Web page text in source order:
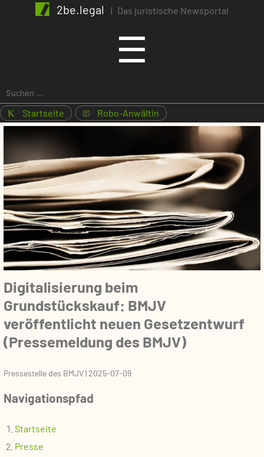
2be.legal | Das juristische Newsportal
☰
Suchen
nach:
K Startseite 1 Robo-Anwältin
Digitalisierung beim
Grundstückskauf: BMJV
veröffentlicht neuen Gesetzentwurf
(Pressemeldung des BMJV)
Pressestelle des BMJV|2025-07-09
Navigationspfad
Startseite
Presse